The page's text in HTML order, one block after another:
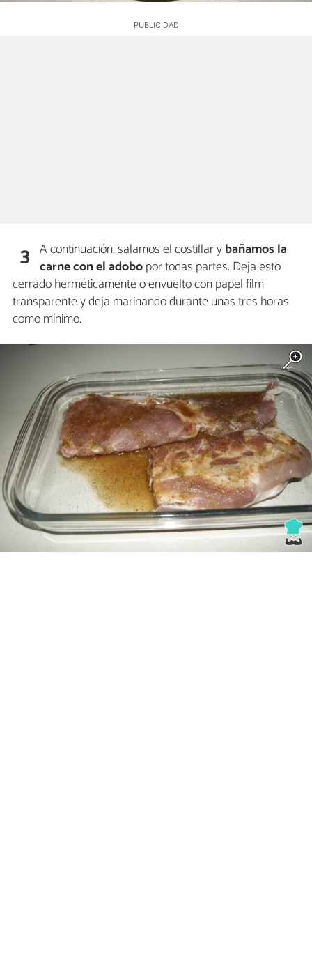
3 A continuación, salamos el costillar ybañamos la
carne con el adobopor todas partes. Deja esto
cerrado herméticamente o envuelto con papel film
transparente y deja marinando durante unas tres horas
como mínimo.